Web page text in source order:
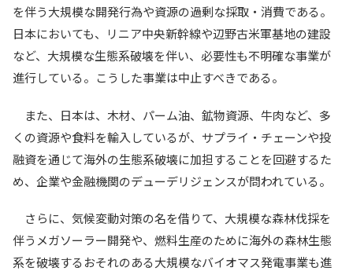
を伴う大規模な開発行為や資源の過剰な採取・消費である。
日本においても、リニア中央新幹線や辺野古米軍基地の建設
など、大規模な生態系破壊を伴い、必要性も不明確な事業が
進行している。こうした事業は中止すべきである。
また、日本は、木材、パーム油、鉱物資源、牛肉など、多
くの資源や食料を輸入しているが、サプライ・チェーンや投
融資を通じて海外の生態系破壊に加担することを回避するた
め、企業や金融機関のデューデリジェンスが問われている。
さらに、気候変動対策の名を借りて、大規模な森林伐採を
伴うメガソーラー開発や、燃料生産のために海外の森林生態
系を破壊するおそれのある大規模なバイオマス発電事業も進